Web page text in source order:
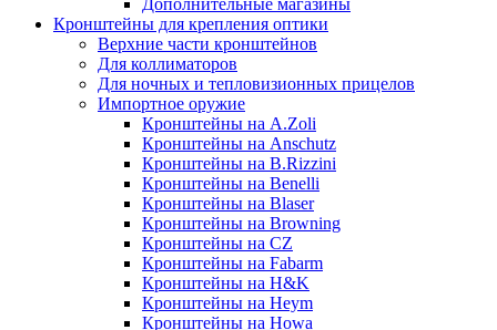
Дополнительные магазины
Кронштейны для крепления оптики
Верхние части кронштейнов
Для коллиматоров
Для ночных и тепловизионных прицелов
Импортное оружие
Кронштейны на A.Zoli
Кронштейны на Anschutz
Кронштейны на B.Rizzini
Кронштейны на Benelli
Кронштейны на Blaser
Кронштейны на Browning
Кронштейны на CZ
Кронштейны на Fabarm
Кронштейны на H&K
Кронштейны на Heym
Кронштейны на Howa